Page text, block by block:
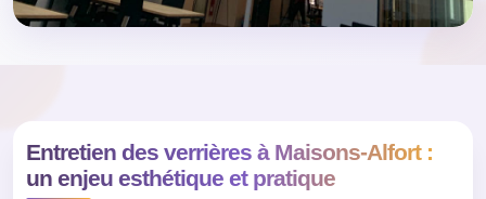
Entretien des verrières à Maisons-Alfort :
un enjeu esthétique et pratique